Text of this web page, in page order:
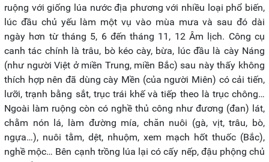
ruộng với giống lúa nước địa phương với nhiều loại phổ biến,
lúc đầu chủ yếu làm một vụ vào mùa mưa và sau đó dài
ngày hơn từ tháng 5, 6 đến tháng 11, 12 Âm lịch. Công cụ
canh tác chính là trâu, bò kéo cày, bừa, lúc đầu là cày Náng
(như người Việt ở miền Trung, miền Bắc) sau này thấy không
thích hợp nên đã dùng cày Mền (của người Miên) có cải tiến,
lưỡi, trạnh bằng sắt, trục trái khế và tiếp theo là trục chông…
Ngoài làm ruộng còn có nghề thủ công như đương (đan) lát,
chằm nón lá, làm đường mía, chăn nuôi (gà, vịt, trâu, bò,
ngựa…), nuôi tằm, dệt, nhuộm, xem mạch hốt thuốc (Bắc),
nghề mộc… Bên cạnh trồng lúa lại có cấy nếp, đậu phộng chủ